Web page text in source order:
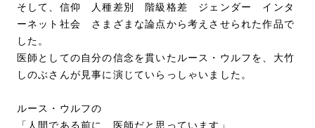
そして、信仰 人種差別 階級格差 ジェンダー インタ
ーネット社会 さまざまな論点から考えさせられた作品で
した。
医師としての自分の信念を貫いたルース・ウルフを、大竹
しのぶさんが見事に演じていらっしゃいました。
ルース・ウルフの
「人間である前に、医師だと思っています」